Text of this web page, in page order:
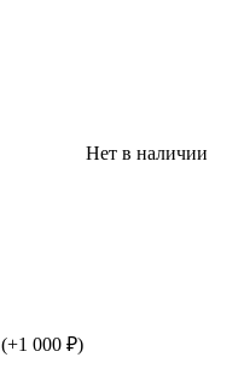
Нет в наличии
(+1 000 ₽)